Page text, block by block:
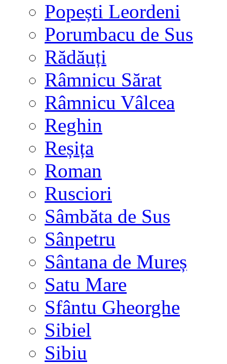
Popești Leordeni
Porumbacu de Sus
Rădăuți
Râmnicu Sărat
Râmnicu Vâlcea
Reghin
Reșița
Roman
Rusciori
Sâmbăta de Sus
Sânpetru
Sântana de Mureș
Satu Mare
Sfântu Gheorghe
Sibiel
Sibiu